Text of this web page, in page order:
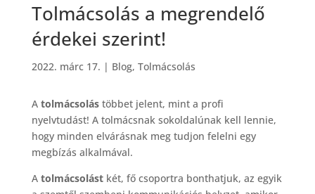
Tolmácsolás a megrendelő
érdekei szerint!
2022. márc 17. | Blog, Tolmácsolás
A tolmácsolástöbbet jelent, mint a profi
nyelvtudást! A tolmácsnak sokoldalúnak kell lennie,
hogy minden elvárásnak meg tudjon felelni egy
megbízás alkalmával.
Atolmácsolástkét, fő csoportra bonthatjuk, az egyik